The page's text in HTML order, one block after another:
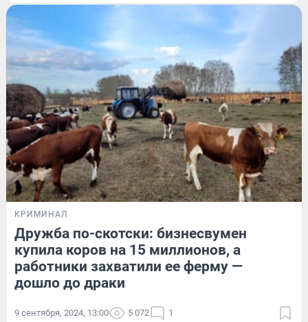
КРИМИНАЛ
Дружба по-скотски: бизнесвумен
купила коров на 15 миллионов, а
работники захватили ее ферму —
дошло до драки
9 сентября, 2024, 13:00 5 072 1